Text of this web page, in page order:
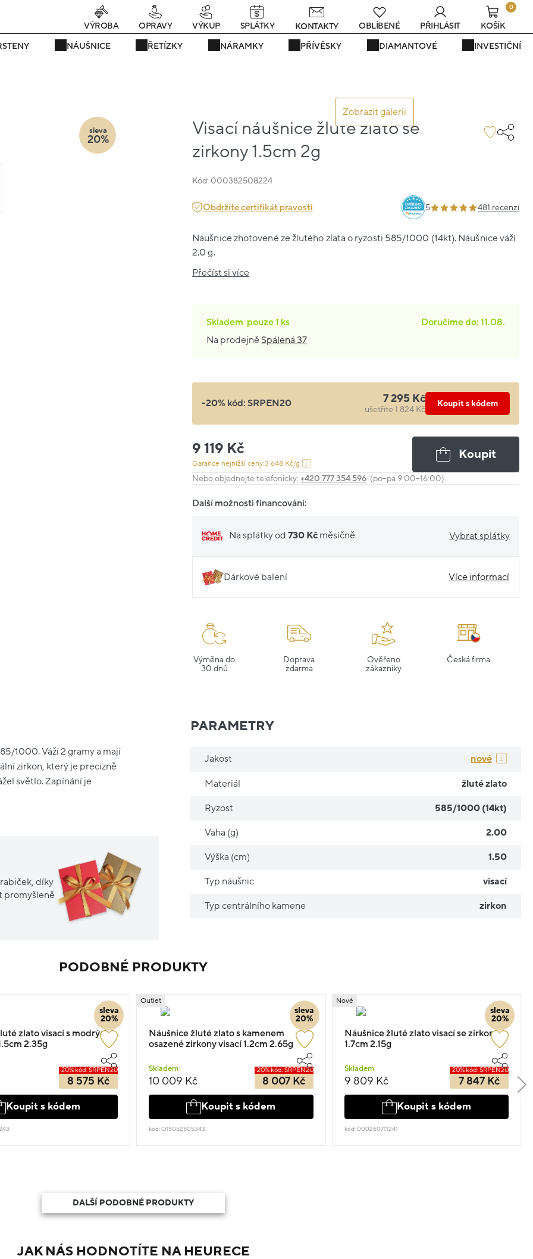
teď! - 20 % na vše! Kód: SRPEN20 24 dní : 17h : 23m : 40s
NÁUŠNICE ŘETÍZKY NÁRAMKY PŘÍVĚSKY DIAMANTOVÉ INVESTIČNÍ
VÝROBA OPRAVY VÝKUP SPLÁTKY KONTAKTY OBLÍBENÉ PŘIHLÁSIT
0
KOŠÍK
Zobrazit galerii
Visací náušnice žluté zlato se
zirkony 1.5cm 2g
Kód: 000382508224
sleva
20%
Obdržíte certifikát pravosti 5 481 recenzí
Náušnice zhotovené ze žlutého zlata o ryzosti 585/1000 (14kt). Náušnice váží
2.0 g.
Přečíst si více
Skladem pouze1 ks
Doručíme do: 11.08.
Na prodejně Spálená 37
-20% kód:SRPEN20 7 295 Kč
ušetříte 1 824 Kč
Koupit s kódem
9 119 Kč
Garance nejnižší ceny:3 648 Kč/g
Koupit
Nebo objednejte telefonicky:+420 777 354 596 (po–pá 9:00–16:00)
Další možnosti financování:
Na splátky od730 Kč měsíčně Vybrat splátky
Dárkové balení Více informací
Výměna do
30 dnů
Doprava
zdarma
Ověřeno
zákazníky
Česká firma
1000. Váží 2 gramy a mají
zirkon, který je precizně
světlo. Zapínání je
díky
promyšleně
PARAMETRY
Jakost nové
Materiál žluté zlato
Ryzost 585/1000 (14kt)
Vaha (g) 2.00
Výška (cm) 1.50
Typ náušnic visací
Typ centrálního kamene zirkon
PODOBNÉ PRODUKTY
sleva
20%
zlato visací s modrým
2.35g
-20% kód: SRPEN20
8 575 Kč
Koupit s kódem
sleva
20%
Outlet
Náušnice žluté zlato s kamenem
osazené zirkony visací 1.2cm 2.65g
Skladem
10 009 Kč
-20% kód: SRPEN20
8 007 Kč
Koupit s kódem
kód: O15052505343
sleva
20%
Nové
Náušnice žluté zlato visací se zirkony
1.7cm 2.15g
Skladem
9 809 Kč
-20% kód: SRPEN20
7 847 Kč
Koupit s kódem
kód: 000260711241
DALŠÍ PODOBNÉ PRODUKTY
JAK NÁS HODNOTÍTE NA HEURECE